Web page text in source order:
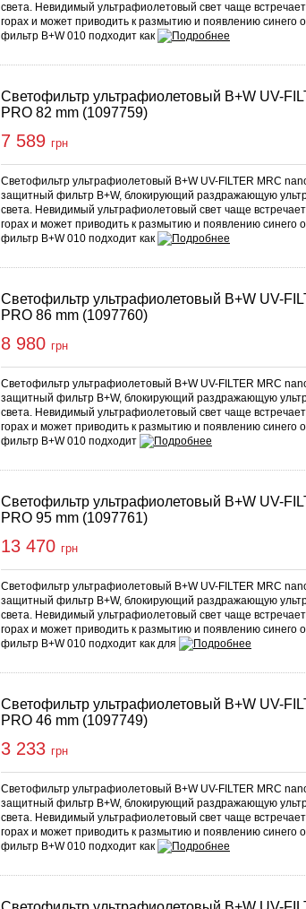
света. Невидимый ультрафиолетовый свет чаще
горах и может приводить к размытию и появлению синего
фильтр B+W 010 подходит как
Светофильтр ультрафиолетовый B+W UV-
PRO 82 mm (1097759)
7 589 грн
Светофильтр ультрафиолетовый B+W UV-FILTER MRC
защитный фильтр B+W, блокирующий раздражающую
света. Невидимый ультрафиолетовый свет чаще
горах и может приводить к размытию и появлению синего
фильтр B+W 010 подходит как
Светофильтр ультрафиолетовый B+W UV-
PRO 86 mm (1097760)
8 980 грн
Светофильтр ультрафиолетовый B+W UV-FILTER MRC
защитный фильтр B+W, блокирующий раздражающую
света. Невидимый ультрафиолетовый свет чаще
горах и может приводить к размытию и появлению синего
фильтр B+W 010 подходит
Светофильтр ультрафиолетовый B+W UV-
PRO 95 mm (1097761)
13 470 грн
Светофильтр ультрафиолетовый B+W UV-FILTER MRC
защитный фильтр B+W, блокирующий раздражающую
света. Невидимый ультрафиолетовый свет чаще
горах и может приводить к размытию и появлению синего
фильтр B+W 010 подходит как для
Светофильтр ультрафиолетовый B+W UV-
PRO 46 mm (1097749)
3 233 грн
Светофильтр ультрафиолетовый B+W UV-FILTER MRC
защитный фильтр B+W, блокирующий раздражающую
света. Невидимый ультрафиолетовый свет чаще
горах и может приводить к размытию и появлению синего
фильтр B+W 010 подходит как